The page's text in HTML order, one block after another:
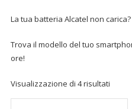
La tua batteria Alcatel non carica?
Trova il modello del tuo
ore!
Visualizzazione di 4 risultati